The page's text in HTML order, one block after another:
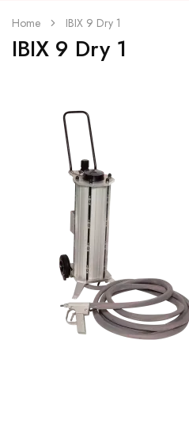
Home IBIX 9 Dry 1
IBIX 9 Dry 1